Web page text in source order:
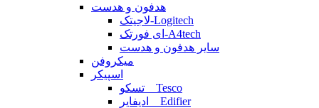
هدفون و هدست
لاجیتک-Logitech
ای فورتک-A4tech
سایر هدفون و هدست
میکروفن
اسپیکر
تسکو _ Tesco
ادیفایر _ Edifier